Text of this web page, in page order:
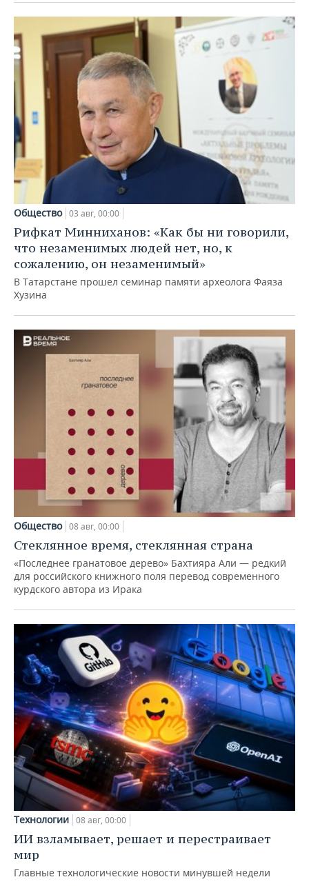
Общество 03 авг, 00:00
Рифкат Минниханов: «Как бы ни говорили,
что незаменимых людей нет, но, к
сожалению, он незаменимый»
В Татарстане прошел семинар памяти археолога Фаяза
Хузина
Общество 08 авг, 00:00
Стеклянное время, стеклянная страна
«Последнее гранатовое дерево» Бахтияра Али — редкий
для российского книжного поля перевод современного
курдского автора из Ирака
Технологии 08 авг, 00:00
ИИ взламывает, решает и перестраивает
мир
Главные технологические новости минувшей недели